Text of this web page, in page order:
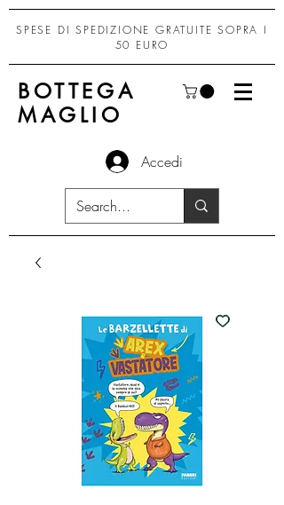
SPESE DI SPEDIZIONE GRATUITE SOPRA I
50 EURO
BOTTEGA
MAGLIO
Accedi